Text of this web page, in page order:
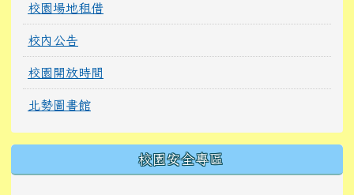
校園場地租借
校內公告
校園開放時間
北勢圖書館
校園安全專區